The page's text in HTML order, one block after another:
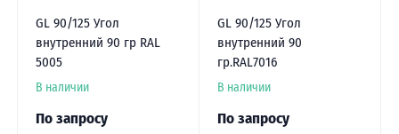
GL 90/125 Угол
внутренний 90 гр RAL
5005
В наличии
По запросу
GL 90/125 Угол
внутренний 90
гр.RAL7016
В наличии
По запросу